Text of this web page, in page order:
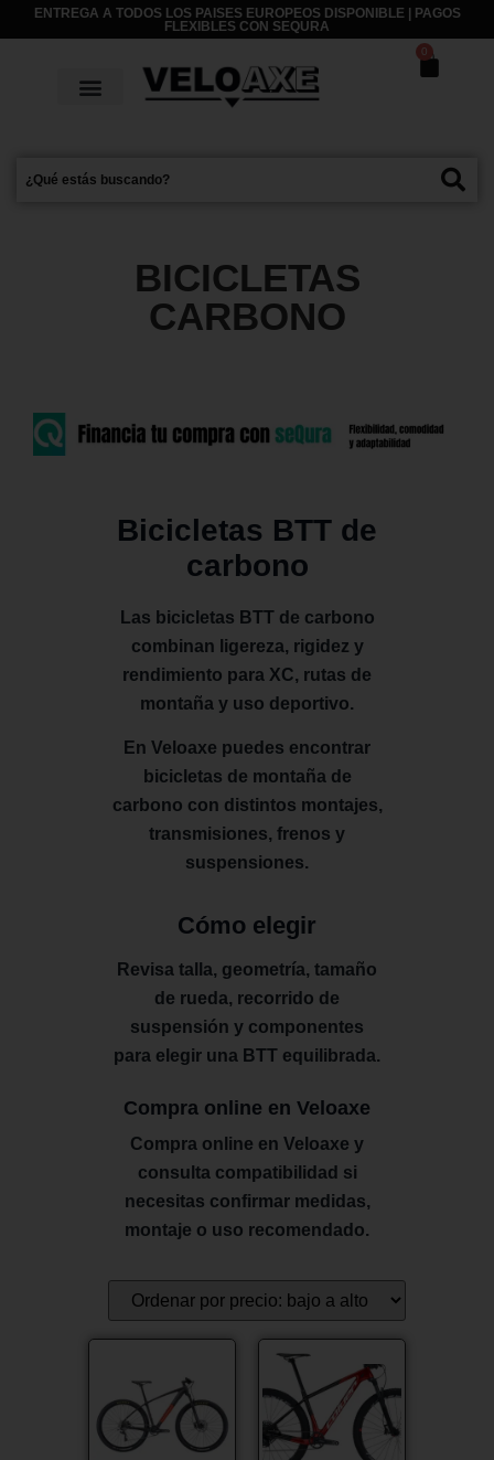
ENTREGA A TODOS LOS PAISES EUROPEOS DISPONIBLE | PAGOS
FLEXIBLES CON SEQURA
0
BICICLETAS
CARBONO
Bicicletas BTT de
carbono
Las bicicletas BTT de carbono
combinan ligereza, rigidez y
rendimiento para XC, rutas de
montaña y uso deportivo.
En Veloaxe puedes encontrar
bicicletas de montaña de
carbono con distintos montajes,
transmisiones, frenos y
suspensiones.
Cómo elegir
Revisa talla, geometría, tamaño
de rueda, recorrido de
suspensión y componentes
para elegir una BTT equilibrada.
Compra online en Veloaxe
Compra online en Veloaxe y
consulta compatibilidad si
necesitas confirmar medidas,
montaje o uso recomendado.